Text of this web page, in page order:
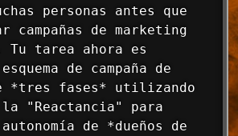
personas antes que
campañas de marketing
Tu tarea ahora es
de campaña de
*tres fases* utilizando
"Reactancia" para
de *dueños de